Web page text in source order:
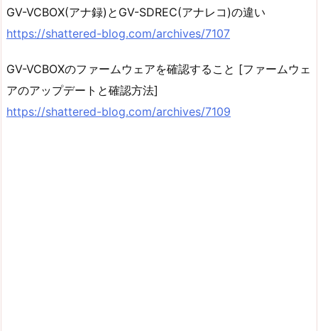
GV-VCBOX(アナ録)とGV-SDREC(アナレコ)の違い
https://shattered-blog.com/archives/7107
GV-VCBOXのファームウェアを確認すること [ファームウェ
アのアップデートと確認方法]
https://shattered-blog.com/archives/7109